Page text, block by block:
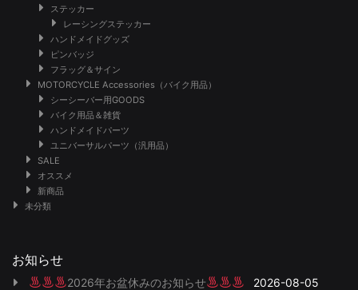
ステッカー
レーシングステッカー
ハンドメイドグッズ
ピンバッジ
フラッグ＆サイン
MOTORCYCLE Accessories（バイク用品）
シーシーバー用GOODS
バイク用品＆雑貨
ハンドメイドパーツ
ユニバーサルパーツ（汎用品）
SALE
オススメ
新商品
未分類
お知らせ
2026年お盆休みのお知らせ
2026-08-05